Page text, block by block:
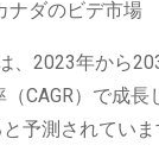
、2023年から
CAGR）で成
予測されていま